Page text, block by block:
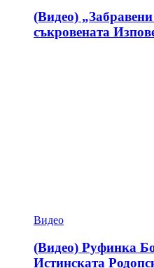
(Видео)
съкровената
Видео
(Видео) Руфинка
Истинската